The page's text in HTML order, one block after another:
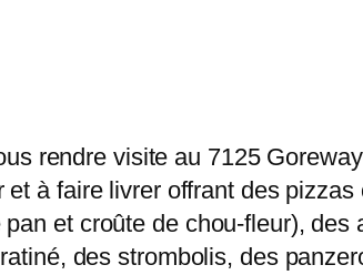
rendre visite au 7125
à faire livrer offrant des
et croûte de chou-fleur),
des strombolis, des